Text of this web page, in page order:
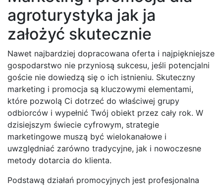
agroturystyka jak ja
założyć skutecznie
Nawet najbardziej dopracowana oferta i najpiękniejsze
gospodarstwo nie przyniosą sukcesu, jeśli potencjalni
goście nie dowiedzą się o ich istnieniu. Skuteczny
marketing i promocja są kluczowymi elementami,
które pozwolą Ci dotrzeć do właściwej grupy
odbiorców i wypełnić Twój obiekt przez cały rok. W
dzisiejszym świecie cyfrowym, strategie
marketingowe muszą być wielokanałowe i
uwzględniać zarówno tradycyjne, jak i nowoczesne
metody dotarcia do klienta.
Podstawą działań promocyjnych jest profesjonalna